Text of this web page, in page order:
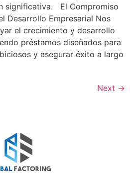
significativa. El Compromiso
Desarrollo Empresarial Nos
el crecimiento y desarrollo
préstamos diseñados para
y asegurar éxito a largo
Next →